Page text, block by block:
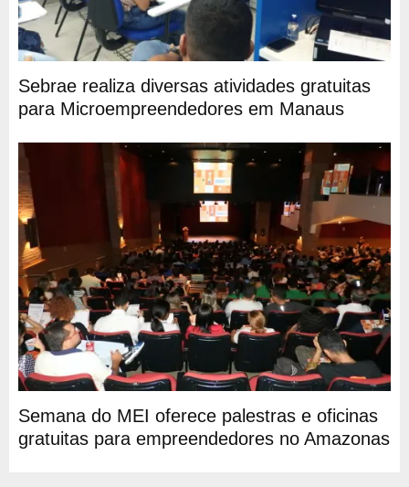
Sebrae realiza diversas atividades gratuitas
para Microempreendedores em Manaus
Semana do MEI oferece palestras e oficinas
gratuitas para empreendedores no Amazonas